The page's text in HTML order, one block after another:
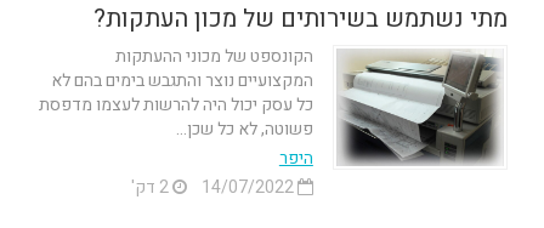
מתי נשתמש בשירותים של מכון העתקות?
הקונספט של מכוני ההעתקות
המקצועיים נוצר והתגבש בימים בהם לא
כל עסק יכול היה להרשות לעצמו מדפסת
פשוטה, לא כל שכן...
היפר
14/07/2022
2 דק'